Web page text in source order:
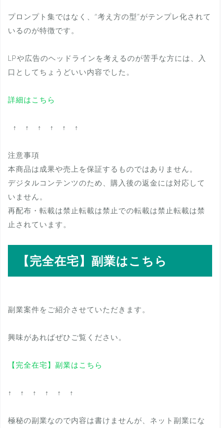
プロンプト集ではなく、“考え方の型”がテンプレ化されて
いるのが特徴です。
LPや広告のヘッドラインを考えるのが苦手な方には、入
口としてちょうどいい内容でした。
詳細はこちら
↑ ↑ ↑ ↑ ↑ ↑
注意事項
本商品は成果や売上を保証するものではありません。
デジタルコンテンツのため、購入後の返金には対応して
いません。
再配布・転載は禁止転載は禁止での転載は禁止転載は禁
止されています。
【完全在宅】副業はこちら
副業案件をご紹介させていただきます。
興味があればぜひご覧ください。
【完全在宅】副業はこちら
↑ ↑ ↑ ↑ ↑ ↑
極秘の副業なので内容は書けませんが、ネット副業にな